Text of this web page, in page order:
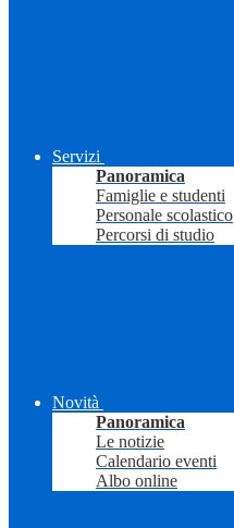
Servizi
Panoramica
Famiglie e studenti
Personale scolastico
Percorsi di studio
Novità
Panoramica
Le notizie
Calendario eventi
Albo online